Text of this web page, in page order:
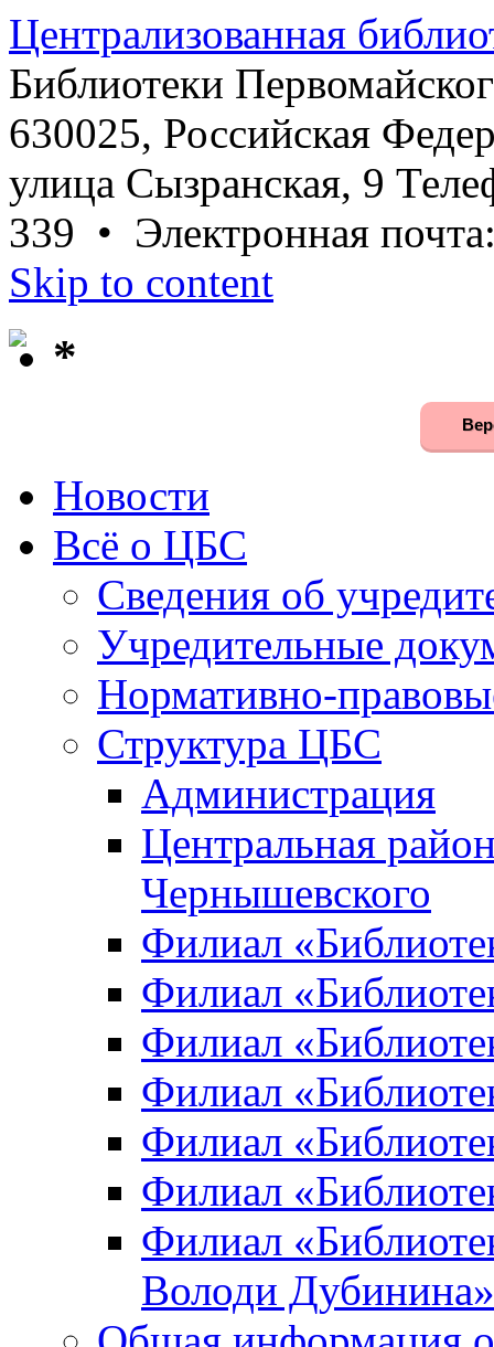
Централизованная
Библиотеки
630025, Российская
улица Сызранская, 9
339 • Электронная
Skip to content
*
Новости
Всё о ЦБС
Сведения об
Учредительные
Нормативно-
Структура ЦБС
Администрация
Центральная
Чернышевского
Филиал
Филиал
Филиал
Филиал
Филиал
Филиал
Филиал
Володи Дубинина»